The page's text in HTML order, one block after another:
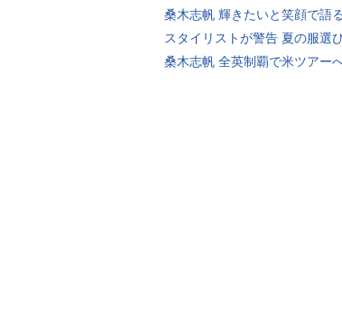
桑木志帆 輝きたいと笑顔で語る
スタイリストが警告 夏の服選
桑木志帆 全英制覇で米ツアー